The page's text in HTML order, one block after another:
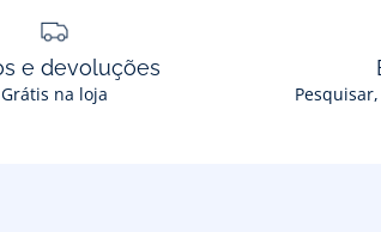
e devoluções
Grátis na loja